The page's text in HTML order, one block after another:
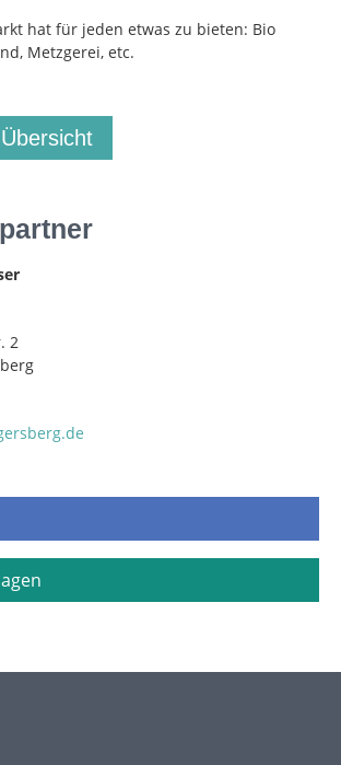
hat für jeden etwas zu bieten: Bio
Metzgerei, etc.
2